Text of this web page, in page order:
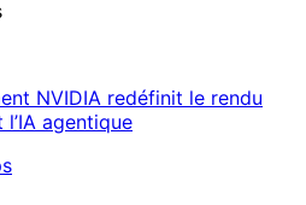
NVIDIA redéfinit le rendu
agentique